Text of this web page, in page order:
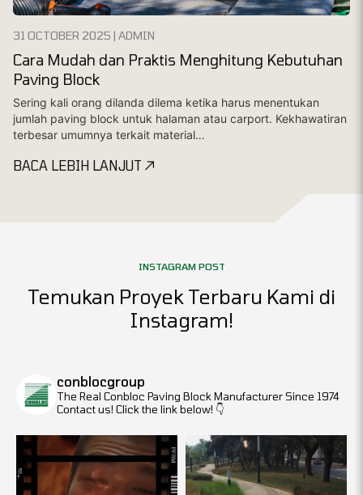
31 OCTOBER 2025 | ADMIN
Cara Mudah dan Praktis Menghitung Kebutuhan
Paving Block
Sering kali orang dilanda dilema ketika harus menentukan
jumlah paving block untuk halaman atau carport. Kekhawatiran
terbesar umumnya terkait material…
BACA LEBIH LANJUT
INSTAGRAM POST
Temukan Proyek Terbaru Kami di
Instagram!
conblocgroup
The Real Conbloc Paving Block Manufacturer Since 1974
Contact us! Click the link below! 👇